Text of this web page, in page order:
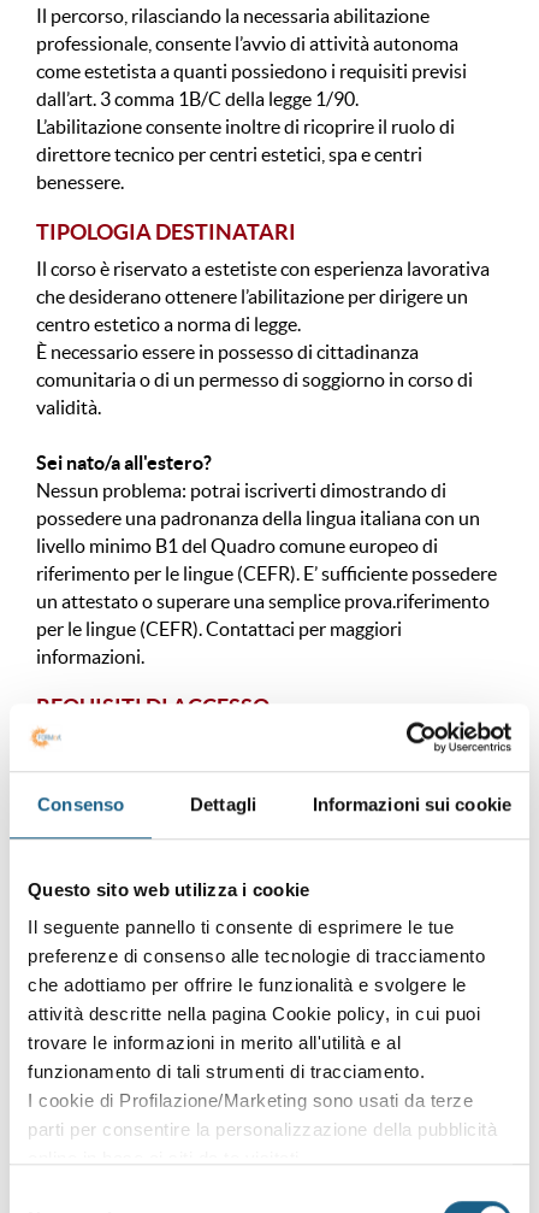
Consenso Dettagli Informazioni sui cookie
Questo sito web utilizza i cookie
Il seguente pannello ti consente di esprimere le tue
preferenze di consenso alle tecnologie di tracciamento
che adottiamo per offrire le funzionalità e svolgere le
attività descritte nella pagina Cookie policy, in cui puoi
trovare le informazioni in merito all'utilità e al
funzionamento di tali strumenti di tracciamento.
I cookie di Profilazione/Marketing sono usati da terze
parti per consentire la personalizzazione della pubblicità
Il percorso, rilasciando la necessaria abilitazione
professionale, consente l’avvio di attività autonoma
come estetista a quanti possiedono i requisiti previsi
dall’art. 3 comma 1B/C della legge 1/90.
L’abilitazione consente inoltre di ricoprire il ruolo di
direttore tecnico per centri estetici, spa e centri
benessere.
TIPOLOGIA DESTINATARI
Il corso è riservato a estetiste con esperienza lavorativa
che desiderano ottenere l’abilitazione per dirigere un
centro estetico a norma di legge.
È necessario essere in possesso di cittadinanza
comunitaria o di un permesso di soggiorno in corso di
validità.
Sei nato/a all'estero?
Nessun problema: potrai iscriverti dimostrando di
possedere una padronanza della lingua italiana con un
livello minimo B1 del Quadro comune europeo di
riferimento per le lingue (CEFR). E’ sufficiente possedere
un attestato o superare una semplice prova.riferimento
per le lingue (CEFR). Contattaci per maggiori
informazioni.
REQUISITI DI ACCESSO
È necessario aver svolto almeno:
1 anno di esperienza successiva al rapporto di
apprendistato in un centro estetico o studio
In alternativa, aver maturato 3 anni di esperienza
a tempo pieno.
ARGOMENTI TRATTATI
Psicologia, comunicazione
Cultura generale
Normativa del settore e
Formazione obbligatoria per Datori di Lavoro